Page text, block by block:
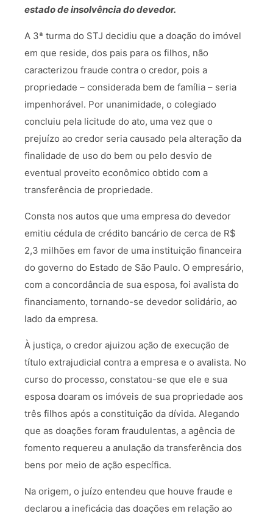
estado de insolvência do devedor.
A 3ª turma do STJ decidiu que a doação do imóvel
em que reside, dos pais para os filhos, não
caracterizou fraude contra o credor, pois a
propriedade – considerada bem de família – seria
impenhorável. Por unanimidade, o colegiado
concluiu pela licitude do ato, uma vez que o
prejuízo ao credor seria causado pela alteração da
finalidade de uso do bem ou pelo desvio de
eventual proveito econômico obtido com a
transferência de propriedade.
Consta nos autos que uma empresa do devedor
emitiu cédula de crédito bancário de cerca de R$
2,3 milhões em favor de uma instituição financeira
do governo do Estado de São Paulo. O empresário,
com a concordância de sua esposa, foi avalista do
financiamento, tornando-se devedor solidário, ao
lado da empresa.
À justiça, o credor ajuizou ação de execução de
título extrajudicial contra a empresa e o avalista. No
curso do processo, constatou-se que ele e sua
esposa doaram os imóveis de sua propriedade aos
três filhos após a constituição da dívida. Alegando
que as doações foram fraudulentas, a agência de
fomento requereu a anulação da transferência dos
bens por meio de ação específica.
Na origem, o juízo entendeu que houve fraude e
declarou a ineficácia das doações em relação ao